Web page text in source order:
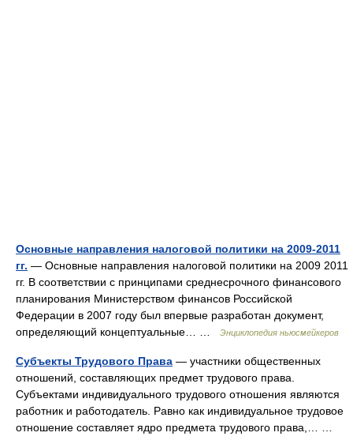
Основные направления налоговой политики на 2009-2011
гг. — Основные направления налоговой политики на 2009 2011
гг. В соответствии с принципами среднесрочного финансового
планирования Министерством финансов Российской
Федерации в 2007 году был впервые разработан документ,
определяющий концептуальные… …
Энциклопедия ньюсмейкеров
Субъекты Трудового Права — участники общественных
отношений, составляющих предмет трудового права.
Субъектами индивидуального трудового отношения являются
работник и работодатель. Равно как индивидуальное трудовое
отношение составляет ядро предмета трудового права,… …